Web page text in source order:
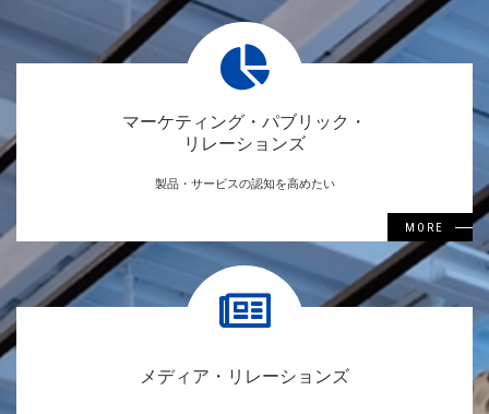
マーケティング・パブリック・
リレーションズ
製品・サービスの認知を高めたい
MORE
メディア・リレーションズ